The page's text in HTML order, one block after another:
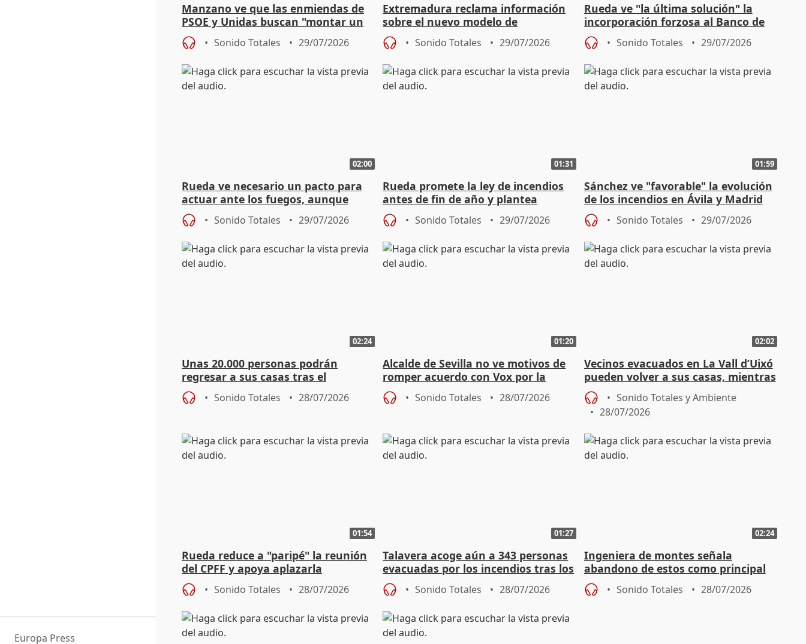
Europa Press
Manzano ve que las enmiendas de
PSOE y Unidas buscan "montar un
discurso inventado"
Sonido Totales 29/07/2026
Extremadura reclama información
sobre el nuevo modelo de
financiación antes del próximo CPFF
Sonido Totales 29/07/2026
Rueda ve "la última solución" la
incorporación forzosa al Banco de
Terras
Sonido Totales 29/07/2026
02:00
Rueda ve necesario un pacto para
actuar ante los fuegos, aunque
Puente "ha roto todo"
Sonido Totales 29/07/2026
01:31
Rueda promete la ley de incendios
antes de fin de año y plantea
"flexibilizar" quemas
Sonido Totales 29/07/2026
01:59
Sánchez ve "favorable" la evolución
de los incendios en Ávila y Madrid
pero pide "cautela"
Sonido Totales 29/07/2026
02:24
Unas 20.000 personas podrán
regresar a sus casas tras el
levantamiento de las evacuaciones
Sonido Totales 28/07/2026
01:20
Alcalde de Sevilla no ve motivos de
romper acuerdo con Vox por la
mezquita y niega prevaricar
Sonido Totales 28/07/2026
02:02
Vecinos evacuados en La Vall d’Uixó
pueden volver a sus casas, mientras
el fuego sigue activo
Sonido Totales y Ambiente
28/07/2026
01:54
Rueda reduce a "paripé" la reunión
del CPFF y apoya aplazarla
Sonido Totales 28/07/2026
01:27
Talavera acoge aún a 343 personas
evacuadas por los incendios tras los
realojos de este martes
Sonido Totales 28/07/2026
02:24
Ingeniera de montes señala
abandono de estos como principal
problema de los incendios forestal
Sonido Totales 28/07/2026